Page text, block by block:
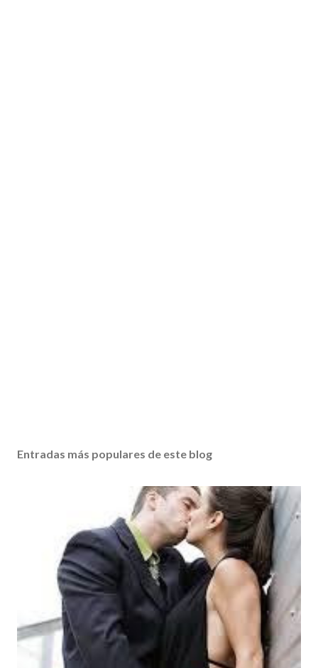
Entradas más populares de este blog